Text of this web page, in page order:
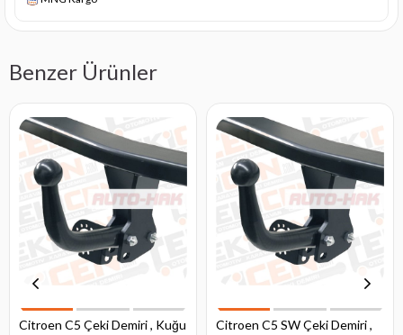
Benzer Ürünler
Citroen C5 Çeki Demiri , Kuğu
Citroen C5 SW Çeki Demiri ,